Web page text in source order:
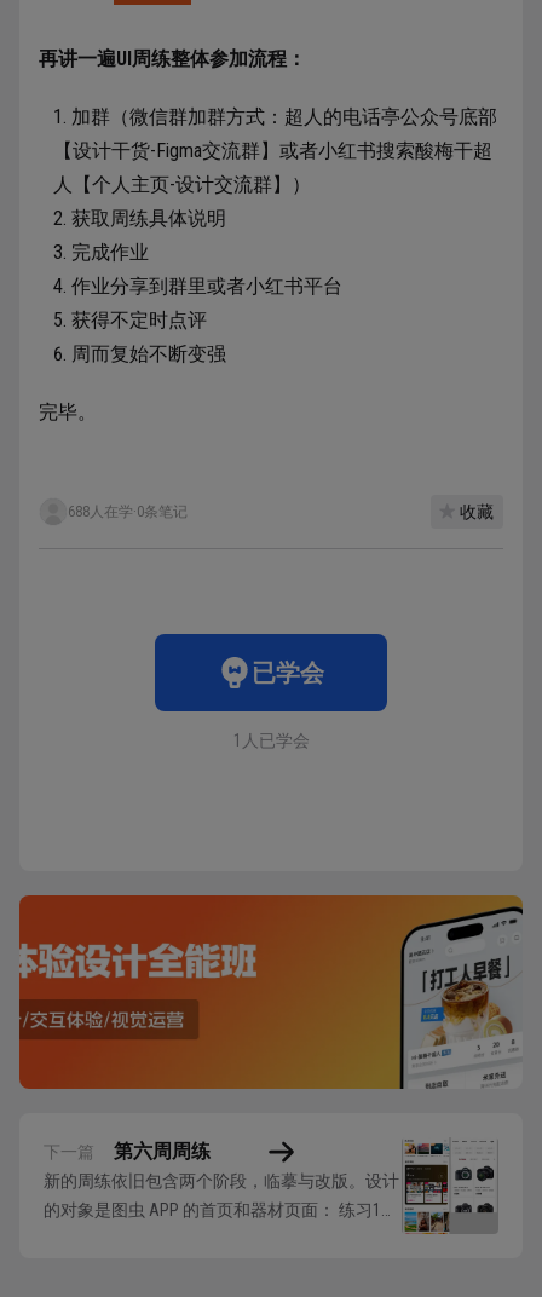
再讲一遍UI周练整体参加流程：
加群（微信群加群方式：超人的电话亭公众号底部
【设计干货-Figma交流群】或者小红书搜索酸梅干超
人【个人主页-设计交流群】）
获取周练具体说明
完成作业
作业分享到群里或者小红书平台
获得不定时点评
周而复始不断变强
完毕。
688人在学·0条笔记 收藏
已学会
1人已学会
下一篇 第六周周练
新的周练依旧包含两个阶段，临摹与改版。设计
的对象是图虫 APP 的首页和器材页面： 练习1：